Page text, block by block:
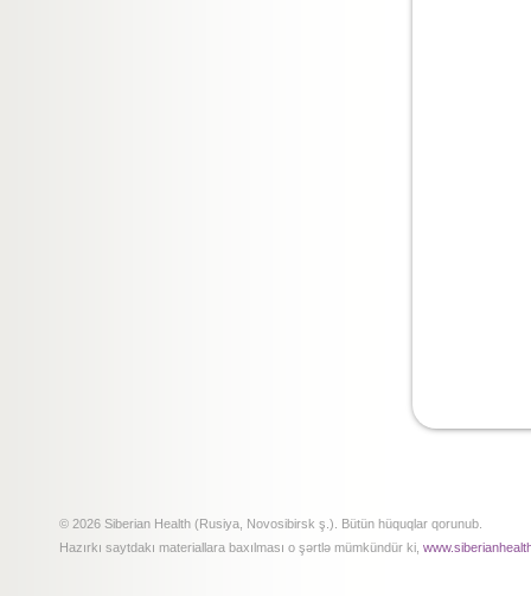
© 2026 Siberian Health (Rusiya, Novosibirsk ş.). Bütün hüquqlar qorunub.
Hazırkı saytdakı materiallara baxılması o şərtlə mümkündür ki,